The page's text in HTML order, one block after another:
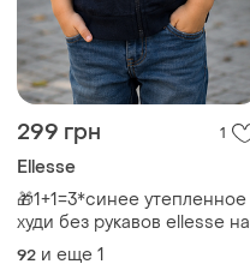
299 грн 1
Ellesse
🎁1+1=3*синее утепленное
худи без рукавов ellesse на
мальчика 3 - 4 года
92 и еще 1